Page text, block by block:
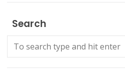
Search